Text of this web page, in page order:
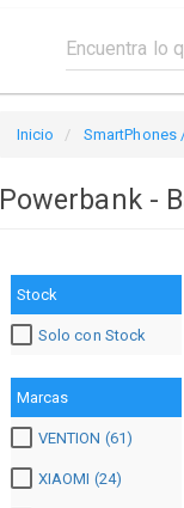
Inicio SmartPhones
Powerbank -
Stock
Solo con Stock
Marcas
VENTION (61)
XIAOMI (24)